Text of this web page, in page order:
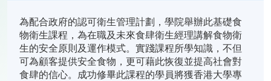
為配合政府的認可衛生管理計劃，學院舉辦此基礎食
物衛生課程，為在職及未來食肆衛生經理講解食物衛
生的安全原則及運作模式。實踐課程所學知識，不但
可為顧客提供安全食物，更可藉此恢復並提高社會對
食肆的信心。成功修畢此課程的學員將獲香港大學專